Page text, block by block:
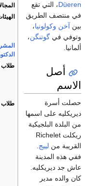
طلاب
طلاب
Düeren، التي تقع
في منتصف الطريق
بين آخن وكولونيا،
وتوفي في گوتنگن،
ألمانيا.
أصل
الاسم
حصلت أسرة
ديريكليه على اسمها
من البلدة البلجيكية
ريكلت Richelet
القريبة من لييج.
ففي هذه المدينة
عاش جد ديريكليه.
كان والده مدير